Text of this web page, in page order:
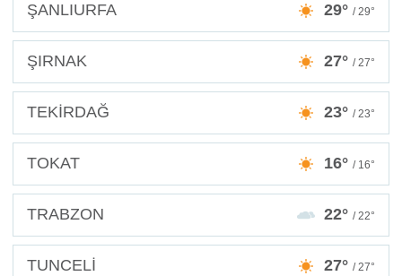
ŞANLIURFA 29° / 29°
ŞIRNAK 27° / 27°
TEKİRDAĞ 23° / 23°
TOKAT 16° / 16°
TRABZON 22° / 22°
TUNCELİ 27° / 27°